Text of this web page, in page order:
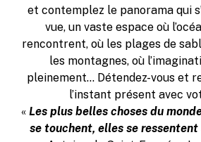
et contemplez le panorama qui
vue, un vaste espace où
rencontrent, où les plages de
les montagnes, où
pleinement… Détendez-vous et
l’instant présent avec
« Les plus belles choses du
se touchent, elles se